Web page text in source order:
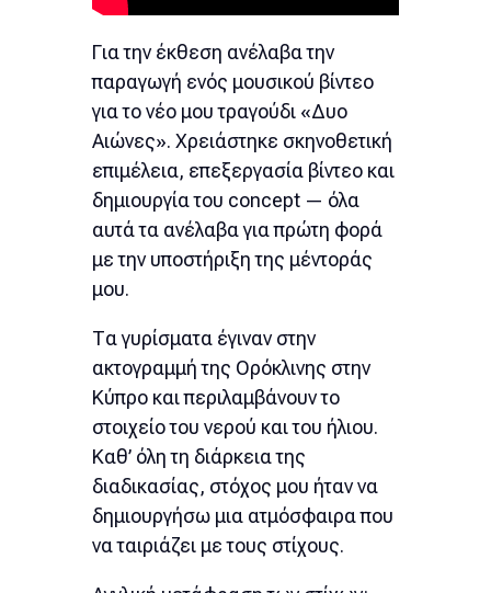
Για την έκθεση ανέλαβα την
παραγωγή ενός μουσικού βίντεο
για το νέο μου τραγούδι «Δυο
Αιώνες». Χρειάστηκε σκηνοθετική
επιμέλεια, επεξεργασία βίντεο και
δημιουργία του concept — όλα
αυτά τα ανέλαβα για πρώτη φορά
με την υποστήριξη της μέντοράς
μου.
Τα γυρίσματα έγιναν στην
ακτογραμμή της Ορόκλινης στην
Κύπρο και περιλαμβάνουν το
στοιχείο του νερού και του ήλιου.
Καθ’ όλη τη διάρκεια της
διαδικασίας, στόχος μου ήταν να
δημιουργήσω μια ατμόσφαιρα που
να ταιριάζει με τους στίχους.